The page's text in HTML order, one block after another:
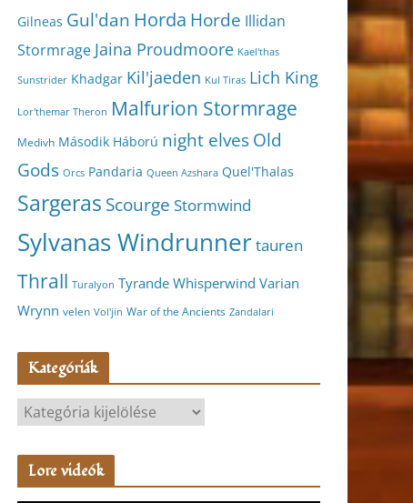
Gilneas Gul'dan Horda Horde Illidan
Stormrage Jaina Proudmoore Kael'thas
Sunstrider Khadgar Kil'jaeden Kul Tiras Lich King
Lor'themar Theron Malfurion Stormrage
Medivh Második Háború night elvesOld
Gods Orcs Pandaria Queen Azshara Quel'Thalas
Sargeras Scourge Stormwind
Sylvanas Windrunnertauren
Thrall Turalyon Tyrande Whisperwind Varian
Wrynn velen Vol'jin War of the Ancients Zandalari
Kategóriák
a
t
g
Lore videók